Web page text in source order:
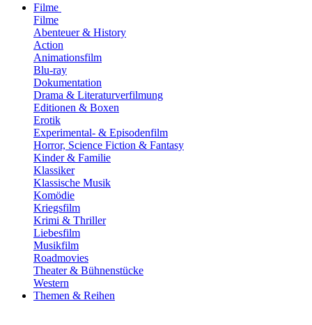
Filme
Filme
Abenteuer & History
Action
Animationsfilm
Blu-ray
Dokumentation
Drama & Literaturverfilmung
Editionen & Boxen
Erotik
Experimental- & Episodenfilm
Horror, Science Fiction & Fantasy
Kinder & Familie
Klassiker
Klassische Musik
Komödie
Kriegsfilm
Krimi & Thriller
Liebesfilm
Musikfilm
Roadmovies
Theater & Bühnenstücke
Western
Themen & Reihen